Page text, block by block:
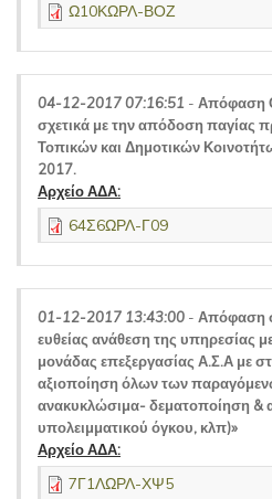
Ω10ΚΩΡΛ-ΒΟΖ
04-12-2017 07:16:51 - Απόφαση
σχετικά με την απόδοση παγίας
Τοπικών και Δημοτικών
2017.
Αρχείο ΑΔΑ:
64Σ6ΩΡΛ-Γ09
01-12-2017 13:43:00 - Απόφαση
ευθείας ανάθεση της υπηρεσίας
μονάδας επεξεργασίας Α.Σ.Α με
αξιοποίηση όλων των
ανακυκλώσιμα- δεματοποίηση &
υπολειμματικού όγκου, κλπ)»
Αρχείο ΑΔΑ:
7Γ1ΛΩΡΛ-ΧΨ5